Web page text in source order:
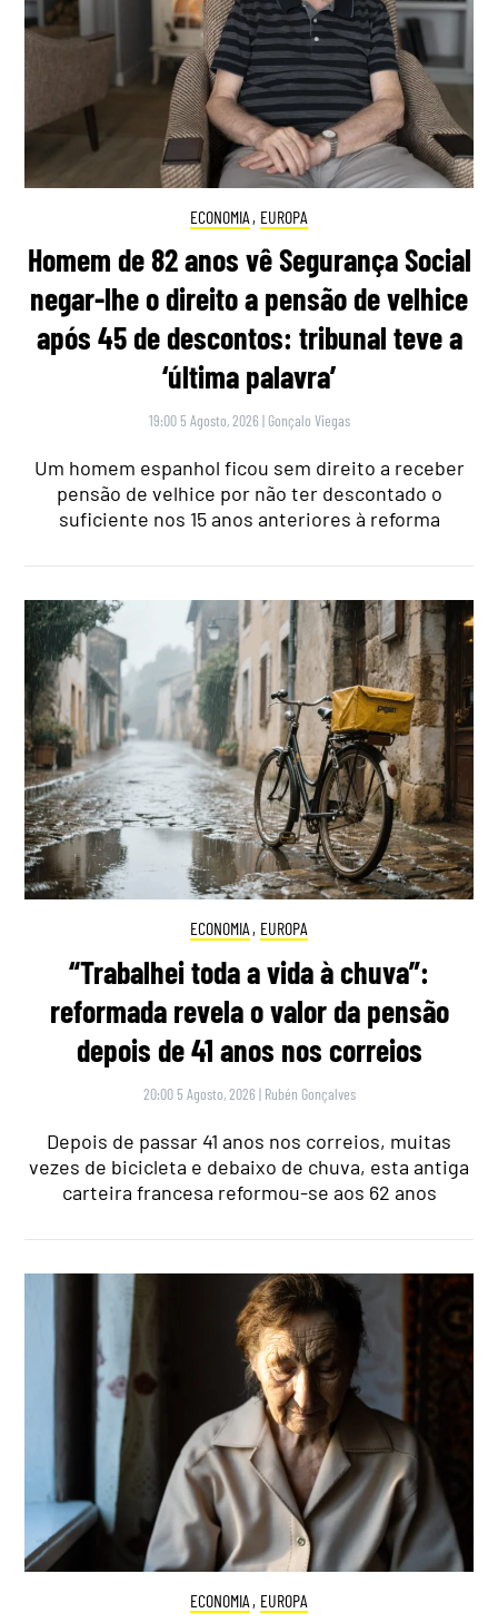
ECONOMIA , EUROPA
Homem de 82 anos vê Segurança Social
negar-lhe o direito a pensão de velhice
após 45 de descontos: tribunal teve a
‘última palavra’
19:00 5 Agosto, 2026 | Gonçalo Viegas
Um homem espanhol ficou sem direito a receber
pensão de velhice por não ter descontado o
suficiente nos 15 anos anteriores à reforma
ECONOMIA , EUROPA
“Trabalhei toda a vida à chuva”:
reformada revela o valor da pensão
depois de 41 anos nos correios
20:00 5 Agosto, 2026 | Rubén Gonçalves
Depois de passar 41 anos nos correios, muitas
vezes de bicicleta e debaixo de chuva, esta antiga
carteira francesa reformou-se aos 62 anos
ECONOMIA , EUROPA